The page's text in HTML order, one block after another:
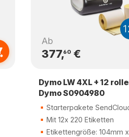
Ab
377,60€
Dymo LW 4XL + 12
Dymo S0904980
Starterpakete
Mit 12x 220 Etiketten
Etikettengröße: 104mm x